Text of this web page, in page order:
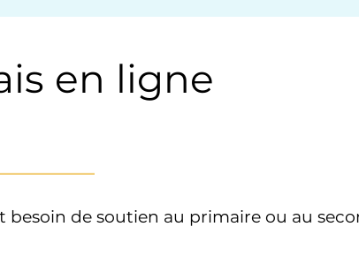
en ligne
de soutien au primaire ou au